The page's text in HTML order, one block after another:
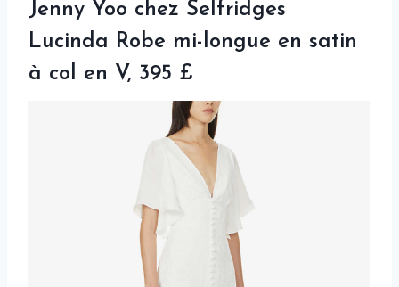
Jenny Yoo chez Selfridges
Lucinda Robe mi-longue en satin
à col en V, 395 £